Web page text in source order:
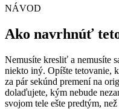
NÁVOD
Ako navrhnúť
Nemusíte kresliť a nemusíte
niekto iný. Opíšte tetovanie,
za pár sekúnd premení na
dolaďujete, kým nebude
svojom tele ešte predtým,